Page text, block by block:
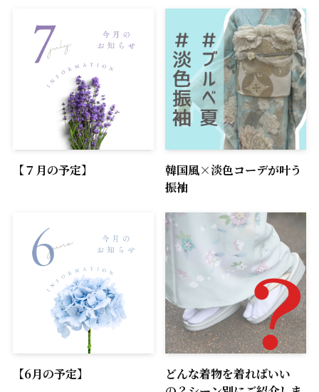
【７月の予定】
韓国風×淡色コーデが叶う
振袖
【6月の予定】
どんな着物を着ればいい